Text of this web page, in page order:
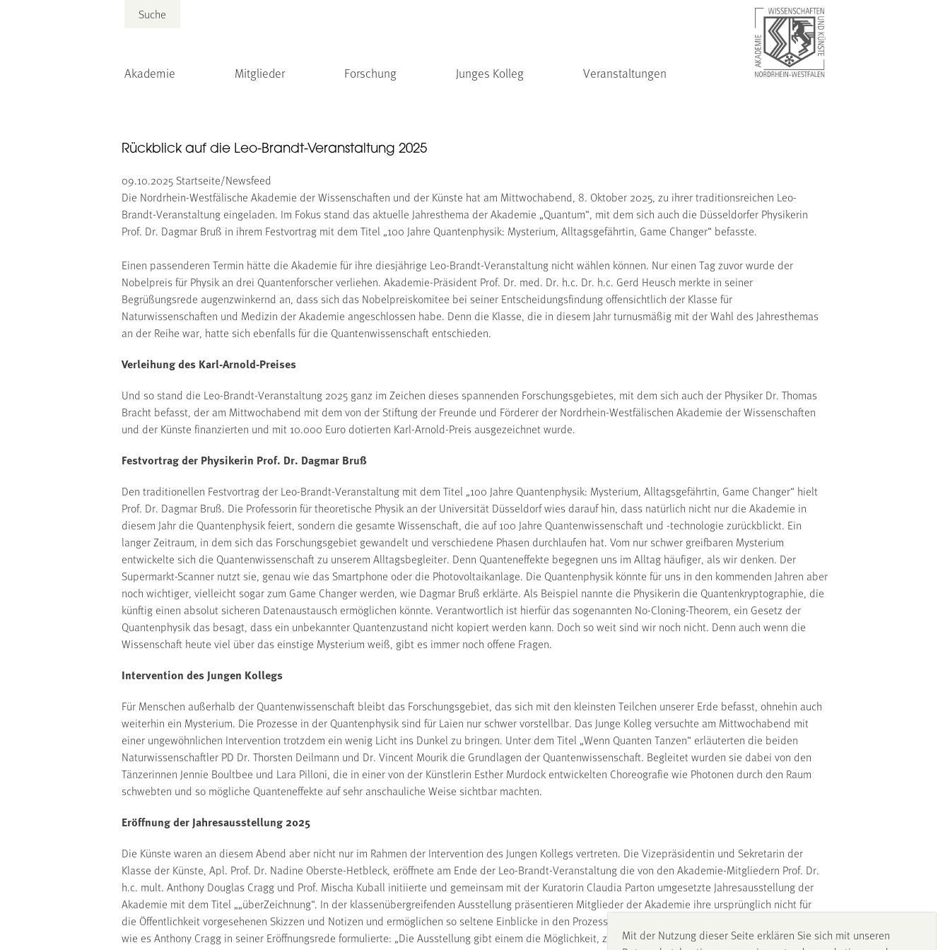
Suche
Akademie Mitglieder Forschung Junges Kolleg Veranstaltungen
Rückblick auf die Leo-Brandt-Veranstaltung 2025
09.10.2025Startseite/Newsfeed
Die Nordrhein-Westfälische Akademie der Wissenschaften und der Künste hat am Mittwochabend, 8. Oktober 2025, zu ihrer traditionsreichen Leo-
Brandt-Veranstaltung eingeladen. Im Fokus stand das aktuelle Jahresthema der Akademie „Quantum“, mit dem sich auch die Düsseldorfer Physikerin
Prof. Dr. Dagmar Bruß in ihrem Festvortrag mit dem Titel „100 Jahre Quantenphysik: Mysterium, Alltagsgefährtin, Game Changer“ befasste.
Einen passenderen Termin hätte die Akademie für ihre diesjährige Leo-Brandt-Veranstaltung nicht wählen können. Nur einen Tag zuvor wurde der
Nobelpreis für Physik an drei Quantenforscher verliehen. Akademie-Präsident Prof. Dr. med. Dr. h.c. Dr. h.c. Gerd Heusch merkte in seiner
Begrüßungsrede augenzwinkernd an, dass sich das Nobelpreiskomitee bei seiner Entscheidungsfindung offensichtlich der Klasse für
Naturwissenschaften und Medizin der Akademie angeschlossen habe. Denn die Klasse, die in diesem Jahr turnusmäßig mit der Wahl des Jahresthemas
an der Reihe war, hatte sich ebenfalls für die Quantenwissenschaft entschieden.
Verleihung des Karl-Arnold-Preises
Und so stand die Leo-Brandt-Veranstaltung 2025 ganz im Zeichen dieses spannenden Forschungsgebietes, mit dem sich auch der Physiker Dr. Thomas
Bracht befasst, der am Mittwochabend mit dem von der Stiftung der Freunde und Förderer der Nordrhein-Westfälischen Akademie der Wissenschaften
und der Künste finanzierten und mit 10.000 Euro dotierten Karl-Arnold-Preis ausgezeichnet wurde.
Festvortrag der Physikerin Prof. Dr. Dagmar Bruß
Den traditionellen Festvortrag der Leo-Brandt-Veranstaltung mit dem Titel „100 Jahre Quantenphysik: Mysterium, Alltagsgefährtin, Game Changer“ hielt
Prof. Dr. Dagmar Bruß. Die Professorin für theoretische Physik an der Universität Düsseldorf wies darauf hin, dass natürlich nicht nur die Akademie in
diesem Jahr die Quantenphysik feiert, sondern die gesamte Wissenschaft, die auf 100 Jahre Quantenwissenschaft und -technologie zurückblickt. Ein
langer Zeitraum, in dem sich das Forschungsgebiet gewandelt und verschiedene Phasen durchlaufen hat. Vom nur schwer greifbaren Mysterium
entwickelte sich die Quantenwissenschaft zu unserem Alltagsbegleiter. Denn Quanteneffekte begegnen uns im Alltag häufiger, als wir denken. Der
Supermarkt-Scanner nutzt sie, genau wie das Smartphone oder die Photovoltaikanlage. Die Quantenphysik könnte für uns in den kommenden Jahren aber
noch wichtiger, vielleicht sogar zum Game Changer werden, wie Dagmar Bruß erklärte. Als Beispiel nannte die Physikerin die Quantenkryptographie, die
künftig einen absolut sicheren Datenaustausch ermöglichen könnte. Verantwortlich ist hierfür das sogenannten No-Cloning-Theorem, ein Gesetz der
Quantenphysik das besagt, dass ein unbekannter Quantenzustand nicht kopiert werden kann. Doch so weit sind wir noch nicht. Denn auch wenn die
Wissenschaft heute viel über das einstige Mysterium weiß, gibt es immer noch offene Fragen.
Intervention des Jungen Kollegs
Für Menschen außerhalb der Quantenwissenschaft bleibt das Forschungsgebiet, das sich mit den kleinsten Teilchen unserer Erde befasst, ohnehin auch
weiterhin ein Mysterium. Die Prozesse in der Quantenphysik sind für Laien nur schwer vorstellbar. Das Junge Kolleg versuchte am Mittwochabend mit
einer ungewöhnlichen Intervention trotzdem ein wenig Licht ins Dunkel zu bringen. Unter dem Titel „Wenn Quanten Tanzen“ erläuterten die beiden
Naturwissenschaftler PD Dr. Thorsten Deilmann und Dr. Vincent Mourik die Grundlagen der Quantenwissenschaft. Begleitet wurden sie dabei von den
Tänzerinnen Jennie Boultbee und Lara Pilloni, die in einer von der Künstlerin Esther Murdock entwickelten Choreografie wie Photonen durch den Raum
schwebten und so mögliche Quanteneffekte auf sehr anschauliche Weise sichtbar machten.
Eröffnung der Jahresausstellung 2025
Die Künste waren an diesem Abend aber nicht nur im Rahmen der Intervention des Jungen Kollegs vertreten. Die Vizepräsidentin und Sekretarin der
Klasse der Künste, Apl. Prof. Dr. Nadine Oberste-Hetbleck, eröffnete am Ende der Leo-Brandt-Veranstaltung die von den Akademie-Mitgliedern Prof. Dr.
h.c. mult. Anthony Douglas Cragg und Prof. Mischa Kuball initiierte und gemeinsam mit der Kuratorin Claudia Parton umgesetzte Jahresausstellung der
Akademie mit dem Titel „„überZeichnung“. In der klassenübergreifenden Ausstellung präsentieren Mitglieder der Akademie ihre ursprünglich nicht für
die Öffentlichkeit vorgesehenen Skizzen und Notizen und ermöglichen so seltene Einblicke in den Prozess der Entstehung von etwas völlig Neuem. Oder
wie es Anthony Cragg in seiner Eröffnungsrede formulierte: „Die Ausstellung gibt einem die Möglichkeit, zu sehen, wie ein Mensch denkt.“Mit der Nutzung dieser Seite erklären Sie sich mit unseren